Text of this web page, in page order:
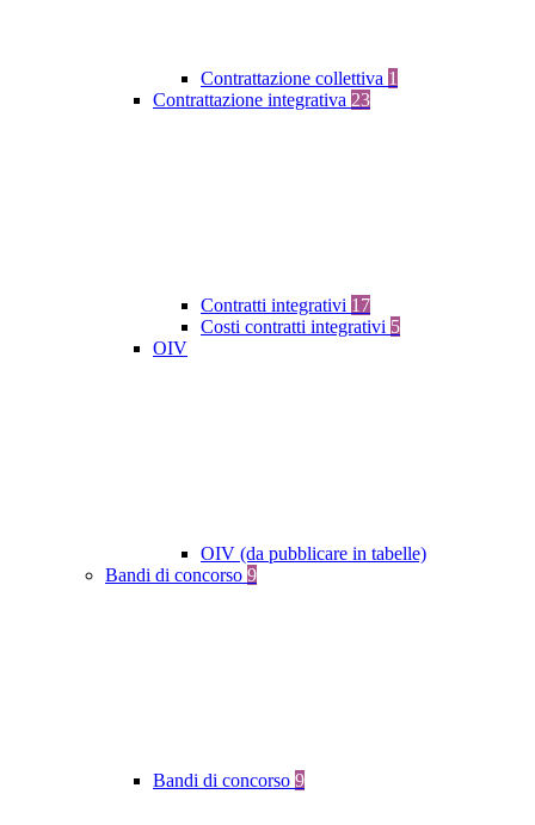
Contrattazione collettiva 1
Contrattazione integrativa 23
Contratti integrativi 17
Costi contratti integrativi 5
OIV
OIV (da pubblicare in tabelle)
Bandi di concorso 9
Bandi di concorso 9